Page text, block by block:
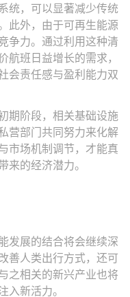
统，可以显著减少传统
此外，由于可再生能源
争力。通过利用这种清
航班日益增长的需求，
会责任感与盈利能力双
期阶段，相关基础设施
营部门共同努力来化解
市场机制调节，才能真
来的经济潜力。
发展的结合将会继续深
善人类出行方式，还可
之相关的新兴产业也将
入新活力。